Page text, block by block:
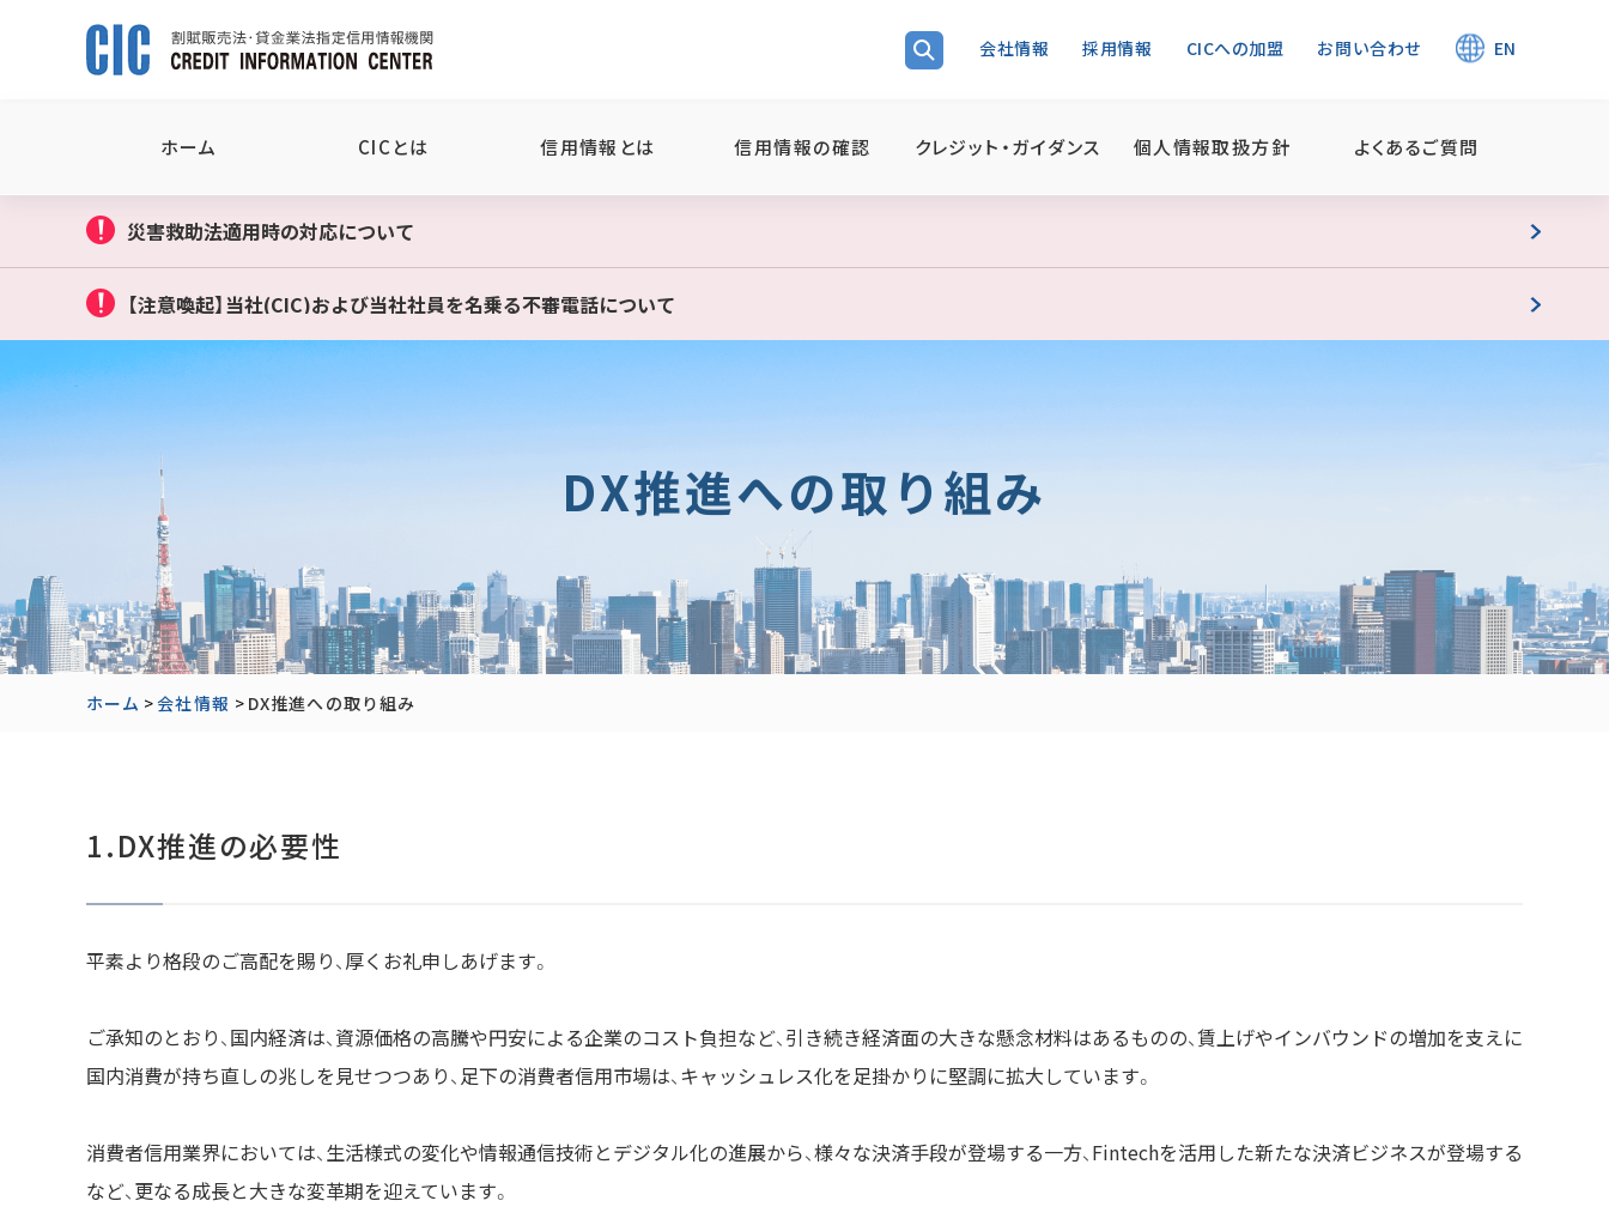
会社情報 採用情報 CICへの加盟 お問い合わせ EN
ホーム CICとは 信用情報とは 信用情報の確認 クレジット・ガイダンス 個人情報取扱方針 よくあるご質問
災害救助法適用時の対応について
【注意喚起】当社(CIC)および当社社員を名乗る不審電話について
DX推進への取り組み
ホーム >会社情報 > DX推進への取り組み
1.DX推進の必要性
平素より格段のご高配を賜り、厚くお礼申しあげます。
ご承知のとおり、国内経済は、資源価格の高騰や円安による企業のコスト負担など、引き続き経済面の大きな懸念材料はあるものの、賃上げやインバウンドの増加を支えに
国内消費が持ち直しの兆しを見せつつあり、足下の消費者信用市場は、キャッシュレス化を足掛かりに堅調に拡大しています。
消費者信用業界においては、生活様式の変化や情報通信技術とデジタル化の進展から、様々な決済手段が登場する一方、Fintechを活用した新たな決済ビジネスが登場する
など、更なる成長と大きな変革期を迎えています。